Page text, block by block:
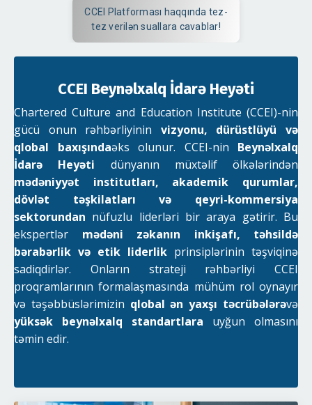
CCEI Platforması haqqında tez-
tez verilən suallara cavablar!
CCEI Beynəlxalq İdarə Heyəti
Chartered Culture and Education Institute (CCEI)-nin
gücü onun rəhbərliyinin vizyonu, dürüstlüyü və
qlobal baxışındaəks olunur. CCEI-nin Beynəlxalq
İdarə Heyəti dünyanın müxtəlif ölkələrindən
mədəniyyət institutları, akademik qurumlar,
dövlət təşkilatları və qeyri-kommersiya
sektorundan nüfuzlu liderləri bir araya gətirir. Bu
ekspertlər mədəni zəkanın inkişafı, təhsildə
bərabərlik və etik liderlik prinsiplərinin təşviqinə
sadiqdirlər. Onların strateji rəhbərliyi CCEI
proqramlarının formalaşmasında mühüm rol oynayır
və təşəbbüslərimizin qlobal ən yaxşı təcrübələrəvə
yüksək beynəlxalq standartlara uyğun olmasını
təmin edir.